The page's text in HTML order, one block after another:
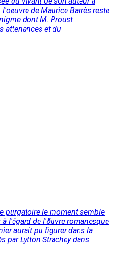
de Maurice Barrès reste
dont M. Proust
attenances et du
purgatoire le moment semble
l'égard de l'ðuvre romanesque
aurait pu figurer dans la
par Lytton Strachey dans